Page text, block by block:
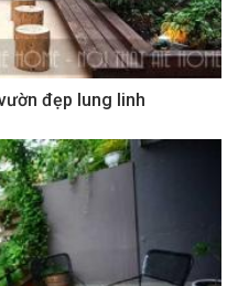
đẹp lung linh